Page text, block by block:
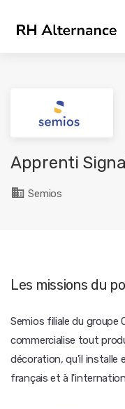
Apprenti
Semios
Les missions du
Semios filiale du
commercialise tout
décoration, qu'il installe
français et à